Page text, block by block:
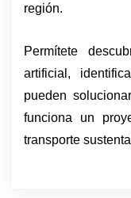
región.
Permítete
artificial,
pueden
funciona un
transporte